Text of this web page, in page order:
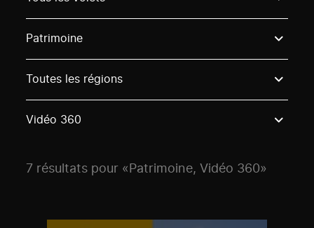
Patrimoine
Toutes les régions
Vidéo 360
7 résultats pour «Patrimoine, Vidéo 360»